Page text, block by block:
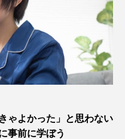
ゃよかった」と思わない
事前に学ぼう